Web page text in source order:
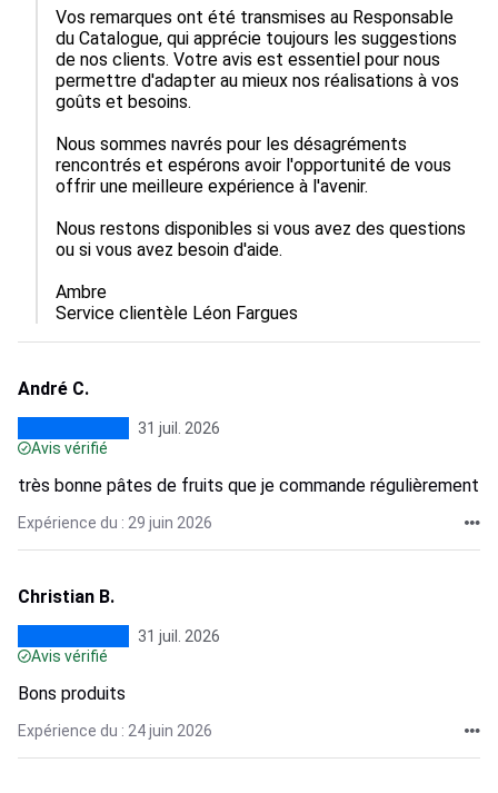
Vos remarques ont été transmises au Responsable
du Catalogue, qui apprécie toujours les suggestions
de nos clients. Votre avis est essentiel pour nous
permettre d'adapter au mieux nos réalisations à vos
goûts et besoins.
Nous sommes navrés pour les désagréments
rencontrés et espérons avoir l'opportunité de vous
offrir une meilleure expérience à l'avenir.
Nous restons disponibles si vous avez des questions
ou si vous avez besoin d'aide.
Ambre
Service clientèle Léon Fargues
André C.
31 juil. 2026
Avis vérifié
très bonne pâtes de fruits que je commande régulièrement
Expérience du : 29 juin 2026
Christian B.
31 juil. 2026
Avis vérifié
Bons produits
Expérience du : 24 juin 2026